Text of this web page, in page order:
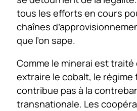
tous les efforts en cours
chaînes
que l’on sape.
Comme le minerai est traité
extraire le cobalt, le régime
contribue pas à la
transnationale. Les